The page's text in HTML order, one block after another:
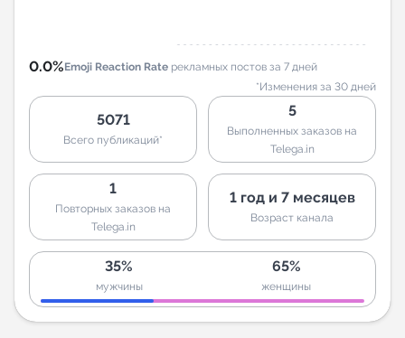
0.0%Emoji Reaction Rate рекламных постов за 7 дней
*Изменения за 30 дней
5071
Всего публикаций*
5
Выполненных заказов на
Telega.in
1
Повторных заказов на
Telega.in
1 год и 7 месяцев
Возраст канала
35%
мужчины
65%
женщины